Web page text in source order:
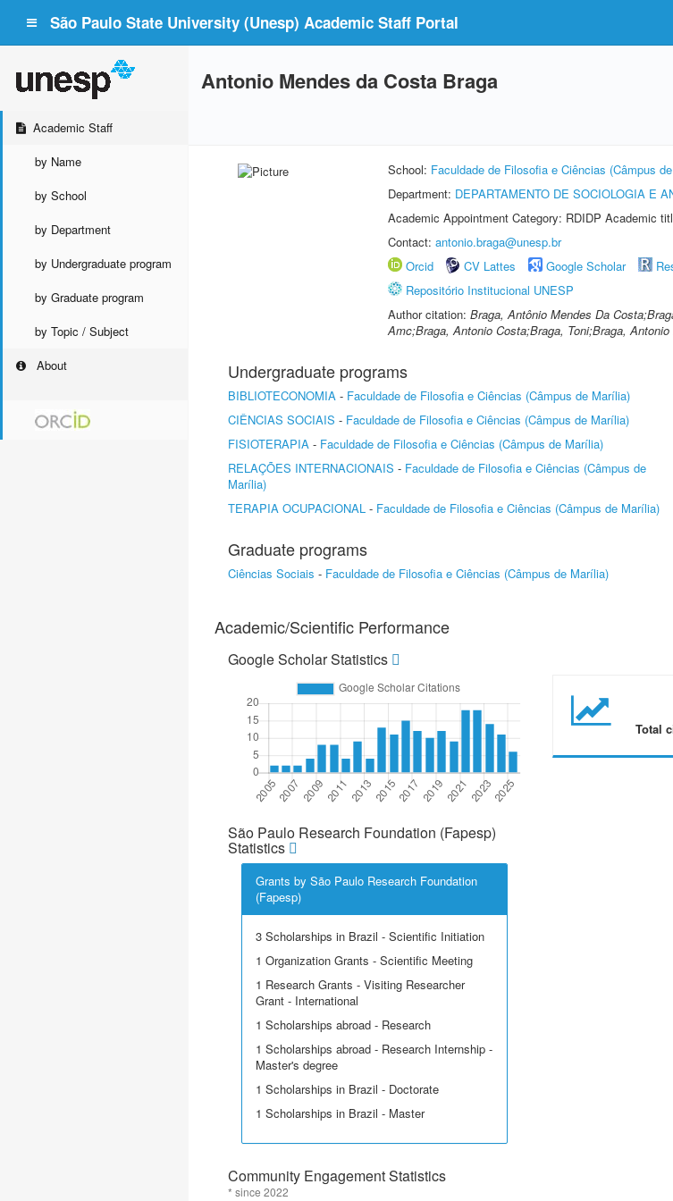
São Paulo State University (Unesp) Academic Staff Portal
Academic Staff
by Name
by School
by Department
by Undergraduate program
by Graduate program
by Topic / Subject
About
Antonio Mendes da Costa Braga
School: Faculdade de Filosofia e Ciências (Câmpus
Department: DEPARTAMENTO DE SOCIOLOGIA E
Academic Appointment Category: RDIDP Academic
Contact: antonio.braga@unesp.br
Orcid
CV Lattes Google Scholar
Repositório Institucional UNESP
Author citation: Braga, Antônio Mendes Da
Amc;Braga, Antonio Costa;Braga, Toni;Braga,
Undergraduate programs
BIBLIOTECONOMIA - Faculdade de Filosofia e Ciências (Câmpus de Marília)
CIÊNCIAS SOCIAIS - Faculdade de Filosofia e Ciências (Câmpus de Marília)
FISIOTERAPIA - Faculdade de Filosofia e Ciências (Câmpus de Marília)
RELAÇÕES INTERNACIONAIS - Faculdade de Filosofia e Ciências (Câmpus de
Marília)
TERAPIA OCUPACIONAL - Faculdade de Filosofia e Ciências (Câmpus de Marília)
Graduate programs
Ciências Sociais - Faculdade de Filosofia e Ciências (Câmpus de Marília)
Academic/Scientific Performance
Google Scholar Statistics
Total
São Paulo Research Foundation (Fapesp)
Statistics
Grants by São Paulo Research Foundation
(Fapesp)
3 Scholarships in Brazil - Scientific Initiation
1 Organization Grants - Scientific Meeting
1 Research Grants - Visiting Researcher
Grant - International
1 Scholarships abroad - Research
1 Scholarships abroad - Research Internship -
Master's degree
1 Scholarships in Brazil - Doctorate
1 Scholarships in Brazil - Master
Community Engagement Statistics
* since 2022